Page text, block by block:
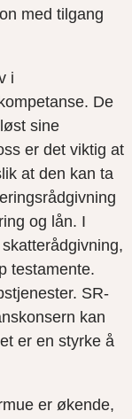
med tilgang
i
De
sine
er det viktig at
at den kan ta
og lån. I
testamente.
SR-
kan
er en styrke å
er økende,